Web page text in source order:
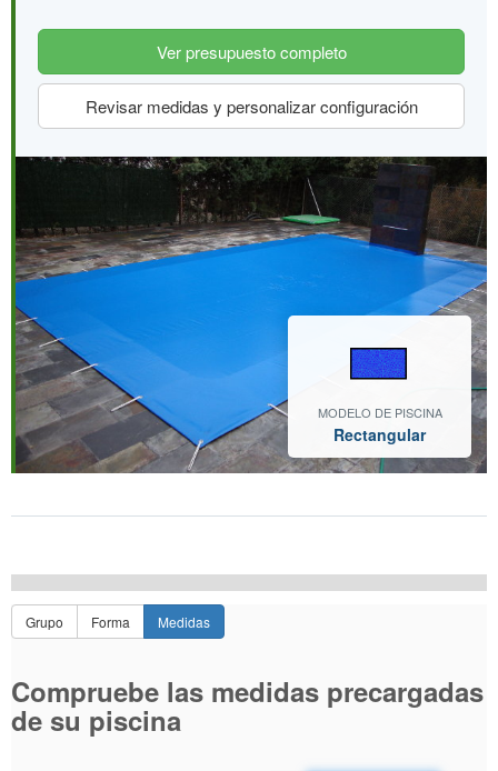
Ver presupuesto completo
Revisar medidas y personalizar configuración
MODELO DE PISCINA
Rectangular
Grupo Forma Medidas
Compruebe las medidas precargadas
de su piscina